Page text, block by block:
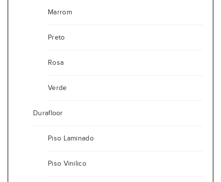
Marrom
Preto
Rosa
Verde
Durafloor
Piso Laminado
Piso Vinilico